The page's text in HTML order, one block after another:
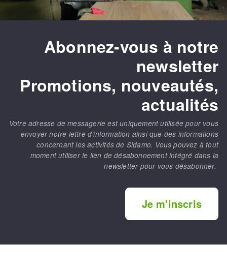
Abonnez-vous à notre
newsletter
Promotions, nouveautés,
actualités
Votre adresse de messagerie est uniquement utilisée pour vous
envoyer notre lettre d’information ainsi que des informations
concernant les activités de Sidamo. Vous pouvez à tout
moment utiliser le lien de désabonnement intégré dans la
newsletter pour vous désabonner.
Je m'inscris